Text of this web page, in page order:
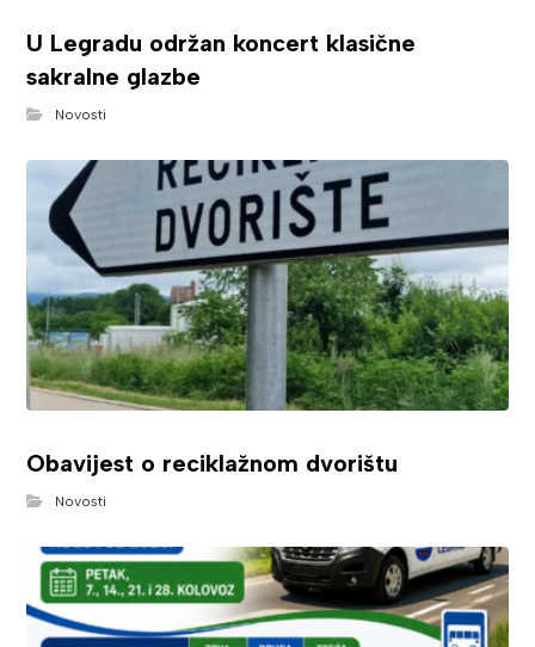
U Legradu održan koncert klasične
sakralne glazbe
Novosti
Obavijest o reciklažnom dvorištu
Novosti